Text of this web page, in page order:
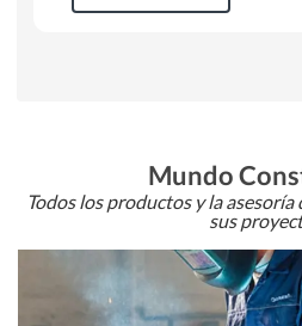
Mundo
Todos los productos y la
sus